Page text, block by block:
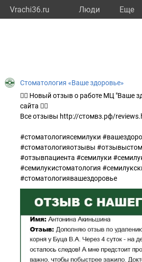
Vrachi36.ru Люди Eще
Стоматология «Ваше здоровье»
👍🏻 Новый отзыв о работе МЦ "Ваше
сайта 👇🏻
Все отзывы http://стомвз.рф/
#стоматологиясемилуки
#стоматологияотзывы
#отзывпациента #семилуки
#семилукистоматология
#стоматологиявашездоровье